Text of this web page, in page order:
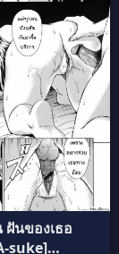
นของเธอ
suke]